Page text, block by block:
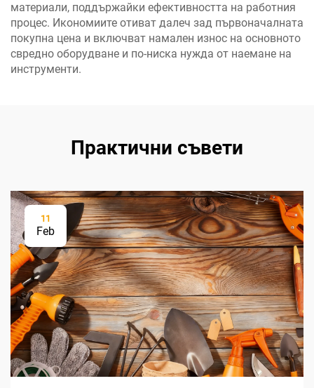
материали, поддържайки ефективността на работния
процес. Икономиите отиват далеч зад първоначалната
покупна цена и включват намален износ на основното
свредно оборудване и по-ниска нужда от наемане на
инструменти.
Практични съвети
11
Feb